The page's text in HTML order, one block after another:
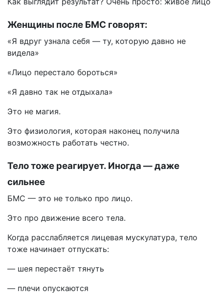
Женщины после БМС говорят:
«Я вдруг узнала себя — ту, которую давно не
видела»
«Лицо перестало бороться»
«Я давно так не отдыхала»
Это не магия.
Это физиология, которая наконец получила
возможность работать честно.
Тело тоже реагирует. Иногда — даже
сильнее
БМС — это не только про лицо.
Это про движение всего тела.
Когда расслабляется лицевая мускулатура, тело
тоже начинает отпускать:
— шея перестаёт тянуть
— плечи опускаются